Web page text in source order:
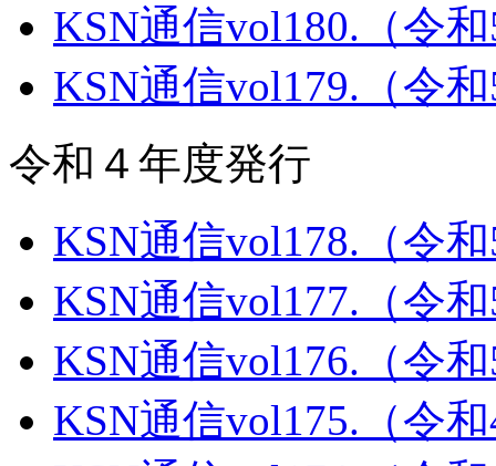
KSN通信vol180.（令
KSN通信vol179.（令
令和４年度発行
KSN通信vol178.（令
KSN通信vol177.（令
KSN通信vol176.（令
KSN通信vol175.（令